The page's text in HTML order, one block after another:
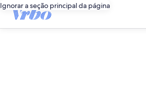
Ignorar a seção principal da página